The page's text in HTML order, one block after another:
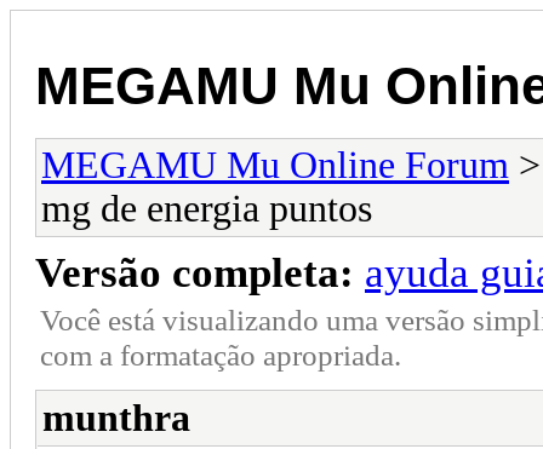
MEGAMU Mu
MEGAMU Mu Online Forum
mg de energia puntos
Versão completa: ayuda
Você está visualizando uma versão
com a formatação apropriada.
munthra